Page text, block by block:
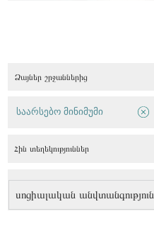
Ձայներ շրջաններից
սոցիալական անվտանգություն
საარსებო მინიმუმი
Հին տեղեկություններ